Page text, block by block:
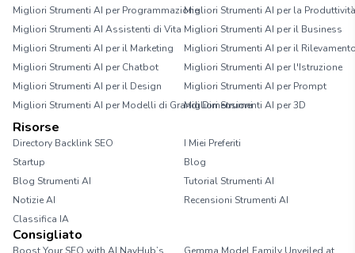
Migliori Strumenti AI per ProgrammazioneMigliori Strumenti AI per la Produttività
Migliori Strumenti AI Assistenti di Vita Migliori Strumenti AI per il Business
Migliori Strumenti AI per il Marketing
Migliori Strumenti AI per il
Migliori Strumenti AI per Chatbot
Migliori Strumenti AI per l'Istruzione
Migliori Strumenti AI per il Design
Migliori Strumenti AI per Prompt
Migliori Strumenti AI per Modelli di Grandi Dimensioni
Migliori Strumenti AI per 3D
Risorse
Directory Backlink SEO
I Miei Preferiti
Startup
Blog
Blog Strumenti AI
Tutorial Strumenti AI
Notizie AI
Recensioni Strumenti AI
Classifica IA
Consigliato